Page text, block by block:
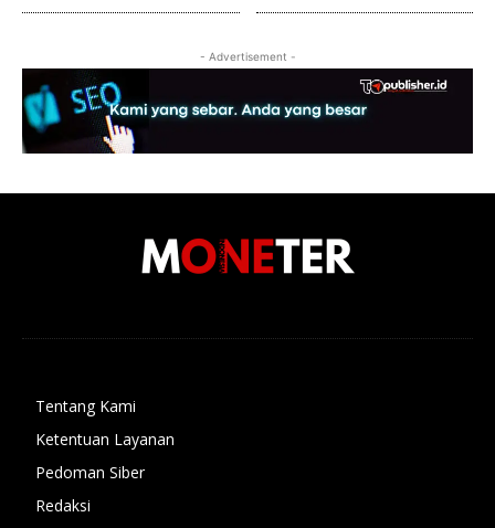
- Advertisement -
Tentang Kami
Ketentuan Layanan
Pedoman Siber
Redaksi